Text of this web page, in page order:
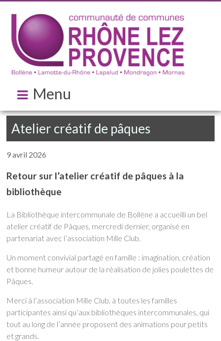
Menu
Atelier créatif de pâques
9 avril 2026
Retour sur l’atelier créatif de pâques à la
bibliothèque
La Bibliothèque intercommunale de Bollène a accueilli un bel
atelier créatif de Pâques, mercredi dernier, organisé en
partenariat avec l’association Mille Club.
Un moment convivial partagé en famille : imagination, création
et bonne humeur autour de la réalisation de jolies poulettes de
Pâques.
Merci à l’association Mille Club, à toutes les familles
participantes ainsi qu’aux bibliothèques intercommunales, qui
tout au long de l’année proposent des animations pour petits
et grands.